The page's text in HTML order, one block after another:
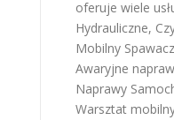
oferuje wiele
Hydrauliczne,
Mobilny
Awaryjne
Naprawy
Warsztat